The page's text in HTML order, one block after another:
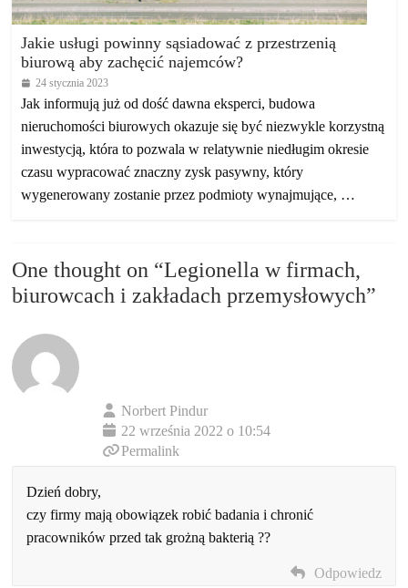
Jakie usługi powinny sąsiadować z przestrzenią
biurową aby zachęcić najemców?
24 stycznia 2023
Jak informują już od dość dawna eksperci, budowa
nieruchomości biurowych okazuje się być niezwykle korzystną
inwestycją, która to pozwala w relatywnie niedługim okresie
czasu wypracować znaczny zysk pasywny, który
wygenerowany zostanie przez podmioty wynajmujące, …
One thought on “Legionella w firmach,
biurowcach i zakładach przemysłowych”
Norbert Pindur
22 września 2022 o 10:54
Permalink
Dzień dobry,
czy firmy mają obowiązek robić badania i chronić
pracowników przed tak grożną bakterią ??
Odpowiedz